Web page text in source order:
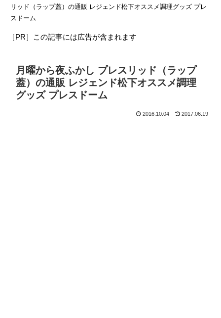
リッド（ラップ蓋）の通販 レジェンド松下オススメ調理グッズ プレ
スドーム
［PR］この記事には広告が含まれます
月曜から夜ふかし プレスリッド（ラップ
蓋）の通販 レジェンド松下オススメ調理
グッズ プレスドーム
2016.10.04 2017.06.19